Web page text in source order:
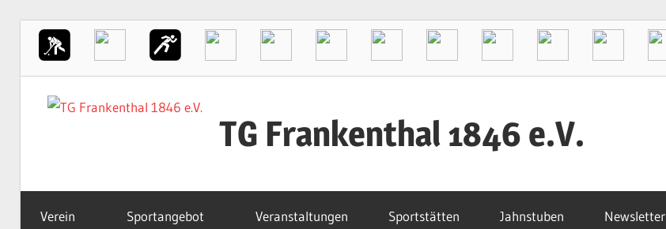
Inhalt
TG Frankenthal 1846 e.V.
Sportverein
in
Verein Sportangebot Veranstaltungen Sportstätten Jahnstuben Newsletter